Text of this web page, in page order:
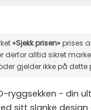
«Sjekk prisen»prises
gjelder ikke på dette
ryggsekken - din
sitt slanke design